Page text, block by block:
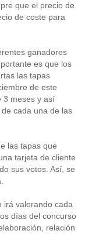
que el precio de
de coste para
ganadores
es que los
las tapas
de este
3 meses y así
cada una de las
las tapas que
tarjeta de cliente
sus votos. Así, se
irá valorando cada
días del concurso
relación